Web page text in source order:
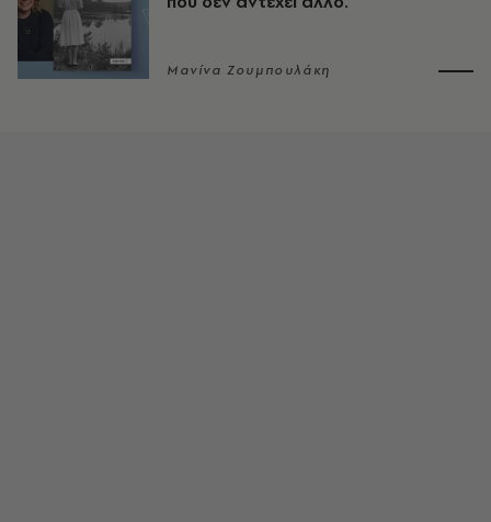
Μανίνα Ζουμπουλάκη